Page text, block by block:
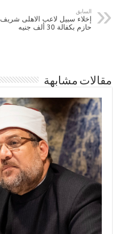
السابق
إخلاء سبيل لاعب الاهلى شريف
حازم بكفالة 30 ألف جنيه
مقالات مشابهة